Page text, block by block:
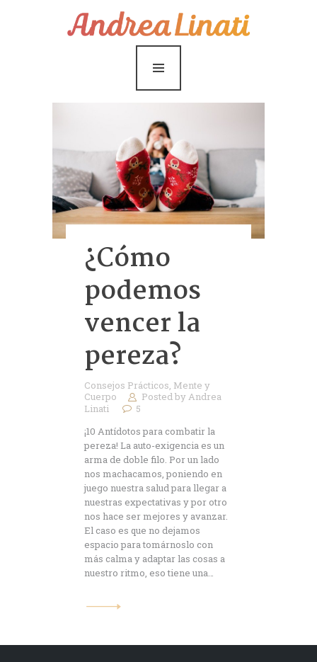
¿Cómo funciona?
Servicios
Coaching Gratis
Conóceme
Contáctame
Blog
¿Cómo
podemos
vencer la
pereza?
Consejos Prácticos, Mente y
Cuerpo
Posted byAndrea
Linati
5
¡10 Antídotos para combatir la
pereza! La auto-exigencia es un
arma de doble filo. Por un lado
nos machacamos, poniendo en
juego nuestra salud para llegar a
nuestras expectativas y por otro
nos hace ser mejores y avanzar.
El caso es que no dejamos
espacio para tomárnoslo con
más calma y adaptar las cosas a
nuestro ritmo, eso tiene una…